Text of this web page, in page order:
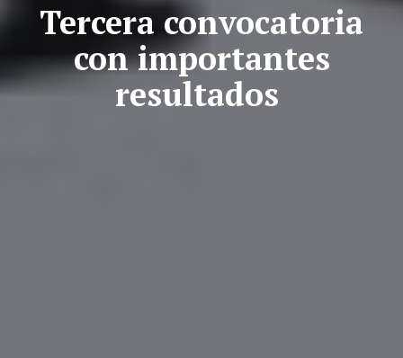
Tercera convocatoria
con importantes
resultados